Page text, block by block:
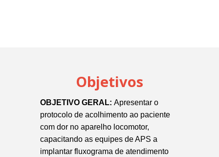
Objetivos
OBJETIVO GERAL: Apresentar o
protocolo de acolhimento ao paciente
com dor no aparelho locomotor,
capacitando as equipes de APS a
implantar fluxograma de atendimento